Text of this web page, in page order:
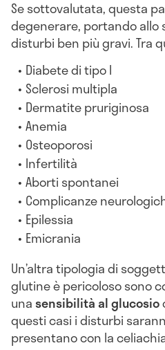
Se sottovalutata, questa
degenerare, portando allo
disturbi ben più gravi. Tra
Diabete di tipo I
Sclerosi multipla
Dermatite pruriginosa
Anemia
Osteoporosi
Infertilità
Aborti spontanei
Complicanze
Epilessia
Emicrania
Un’altra tipologia di
glutine è pericoloso sono
unasensibilità al glucosio
questi casi i disturbi
presentano con la